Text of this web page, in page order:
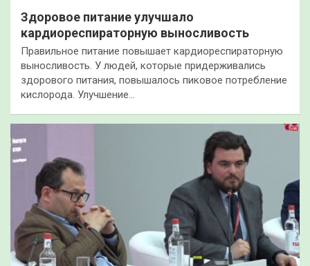
Здоровое питание улучшало
кардиореспираторную выносливость
Правильное питание повышает кардиореспираторную
выносливость. У людей, которые придерживались
здорового питания, повышалось пиковое потребление
кислорода. Улучшение…